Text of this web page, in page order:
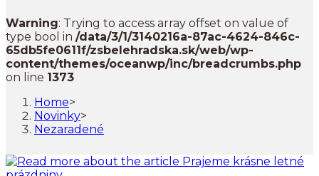
Warning: Trying to access array offset on value of
type bool in /data/3/1/3140216a-87ac-4624-846c-
65db5fe0611f/zsbelehradska.sk/web/wp-
content/themes/oceanwp/inc/breadcrumbs.php
on line 1373
Home>
Novinky>
Nezaradené